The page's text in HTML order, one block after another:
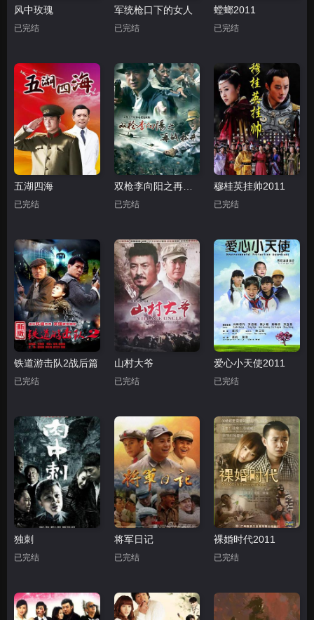
风中玫瑰
已完结
军统枪口下的女人
已完结
螳螂2011
已完结
五湖四海
已完结
双枪李向阳之再战松井
已完结
穆桂英挂帅2011
已完结
铁道游击队2战后篇
已完结
山村大爷
已完结
爱心小天使2011
已完结
独刺
已完结
将军日记
已完结
裸婚时代2011
已完结